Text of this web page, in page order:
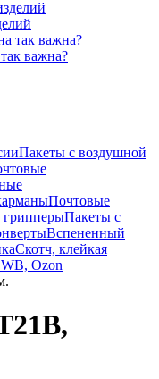
важна?
Пакеты с воздушной
Почтовые
грипперыПакеты с
Вспененный
Скотч, клейкая
Ozon